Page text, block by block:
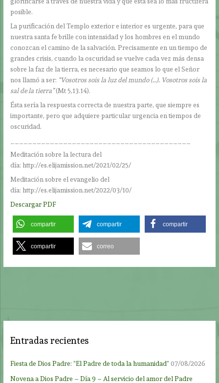
posible.
La purificación del Templo exterior e interior es urgente, para que
nuestra santa fe brille con intensidad y los hombres en el mundo
conozcan el camino de la salvación. Precisamente en un tiempo de
grandes crisis, cuando la oscuridad se vuelve cada vez más densa
sobre la faz de la tierra, es necesario que seamos lo que el Señor
nos llamó a ser: “Vosotros sois la luz del mundo (…). Vosotros sois la
sal de la tierra”(Mt 5,13.14).
Ésta sería la respuesta correcta de nuestra parte, que siempre es
importante, pero que adquiere particular urgencia en tiempos de
oscuridad.
Meditación sobre la lectura del
día: http://es.elijamission.net/2021/02/25/
Meditación sobre el evangelio del
día: http://es.elijamission.net/2022/03/10/
Descargar PDF
compartir compartir compartir
compartir correo
Entradas recientes
Fiesta de Dios Padre: “El Padre de toda la humanidad” 07/08/2026
Novena a Dios Padre – Día 9 – Al servicio del amor del Padre